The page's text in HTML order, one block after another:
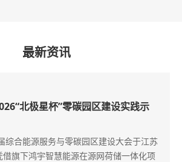
最新资讯
战略落地：全力转型半导体硅材料
份在长沙管理总部召开2026半年度工作会，正
型半导体硅材料核心发展战略，锚定高端硅基
，快速扩产、高效提质，释放中长期增长动